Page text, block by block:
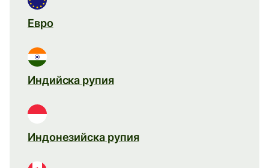
Евро
Индийска рупия
Индонезийска рупия